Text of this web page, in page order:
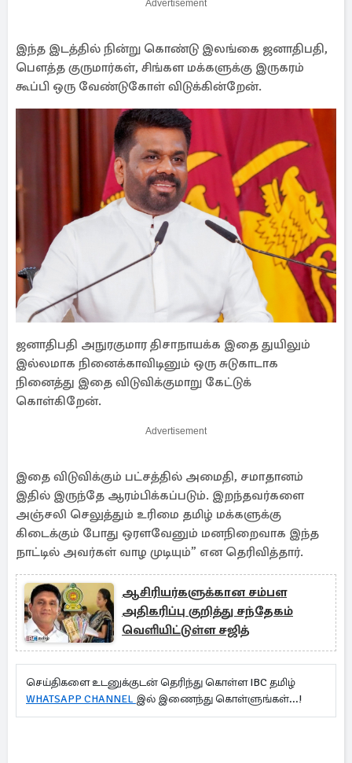
Advertisement
இந்த இடத்தில் நின்று கொண்டு இலங்கை ஜனாதிபதி,
பெளத்த குருமார்கள், சிங்கள மக்களுக்கு இருகரம்
கூப்பி ஒரு வேண்டுகோள் விடுக்கின்றேன்.
ஜனாதிபதி அநுரகுமார திசாநாயக்க இதை துயிலும்
இல்லமாக நினைக்காவிடினும் ஒரு சுடுகாடாக
நினைத்து இதை விடுவிக்குமாறு கேட்டுக்
கொள்கிறேன்.
Advertisement
இதை விடுவிக்கும் பட்சத்தில் அமைதி, சமாதானம்
இதில் இருந்தே ஆரம்பிக்கப்படும். இறந்தவர்களை
அஞ்சலி செலுத்தும் உரிமை தமிழ் மக்களுக்கு
கிடைக்கும் போது ஒரளவேனும் மனநிறைவாக இந்த
நாட்டில் அவர்கள் வாழ முடியும்” என தெரிவித்தார்.
ஆசிரியர்களுக்கான சம்பள
அதிகரிப்பு குறித்து சந்தேகம்
வெளியிட்டுள்ள சஜித்
செய்திகளை உடனுக்குடன் தெரிந்து கொள்ள IBC தமிழ்
WHATSAPP CHANNEL இல் இணைந்து கொள்ளுங்கள்...!